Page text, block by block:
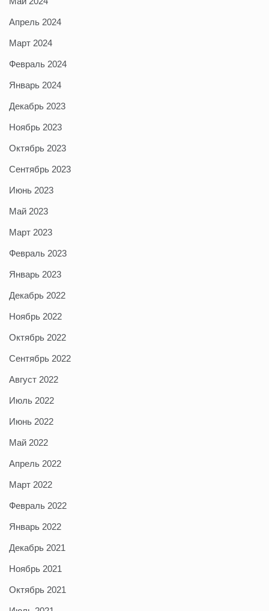
Апрель 2024
Март 2024
Февраль 2024
Январь 2024
Декабрь 2023
Ноябрь 2023
Октябрь 2023
Сентябрь 2023
Июнь 2023
Май 2023
Март 2023
Февраль 2023
Январь 2023
Декабрь 2022
Ноябрь 2022
Октябрь 2022
Сентябрь 2022
Август 2022
Июль 2022
Июнь 2022
Май 2022
Апрель 2022
Март 2022
Февраль 2022
Январь 2022
Декабрь 2021
Ноябрь 2021
Октябрь 2021